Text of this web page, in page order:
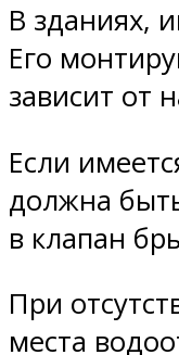
В зданиях,
Его
зависит от
Если
должна
в клапан
При
места